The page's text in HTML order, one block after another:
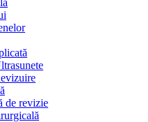
de revizie